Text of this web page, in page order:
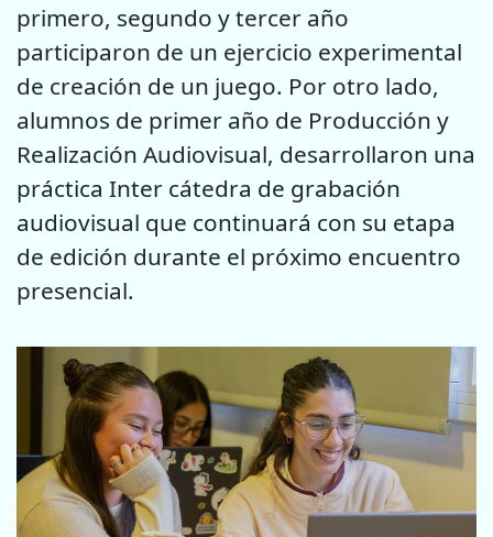
primero, segundo y tercer año
participaron de un ejercicio experimental
de creación de un juego. Por otro lado,
alumnos de primer año de Producción y
Realización Audiovisual, desarrollaron una
práctica Inter cátedra de grabación
audiovisual que continuará con su etapa
de edición durante el próximo encuentro
presencial.